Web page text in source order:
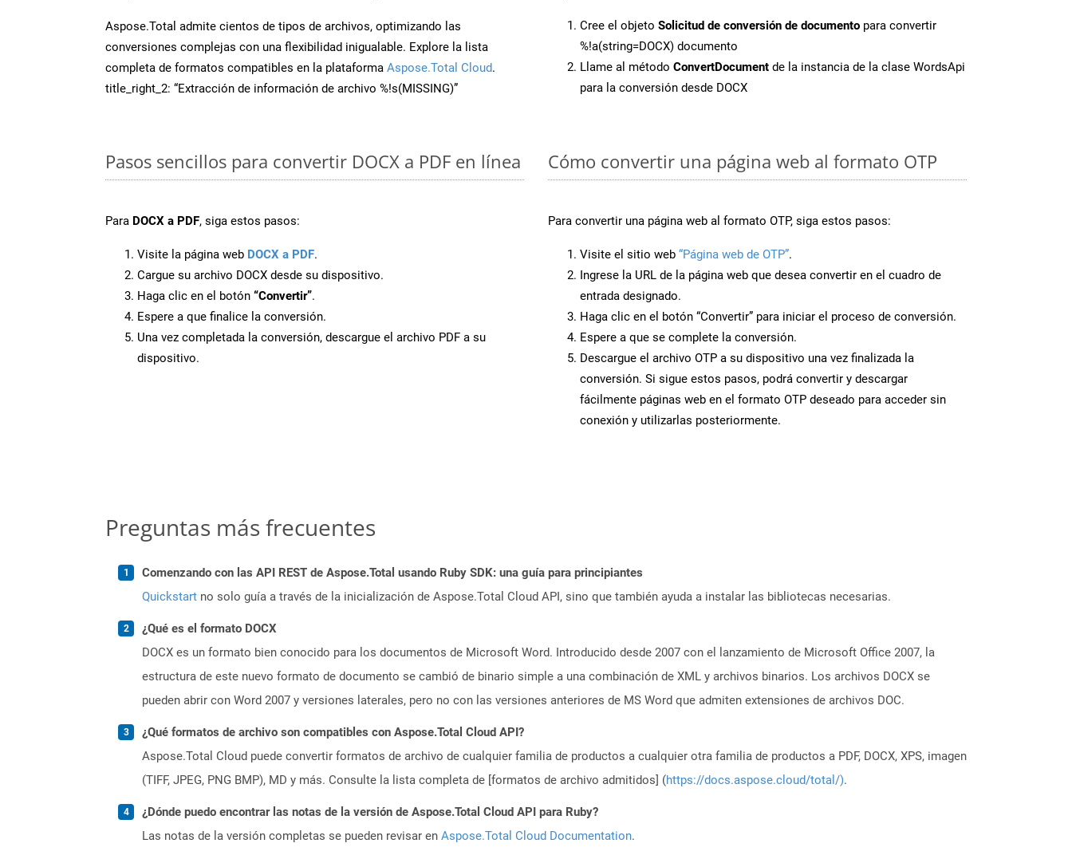
Aspose.Total admite cientos de tipos de archivos, optimizando las
conversiones complejas con una flexibilidad inigualable. Explore la lista
completa de formatos compatibles en la plataforma Aspose.Total Cloud.
title_right_2: “Extracción de información de archivo %!s(MISSING)”
Cree el objeto Solicitud de conversión de documento para convertir
%!a(string=DOCX) documento
Llame al método ConvertDocument de la instancia de la clase WordsApi
para la conversión desde DOCX
Pasos sencillos para convertir DOCX a PDF en línea
Para DOCX a PDF, siga estos pasos:
Visite la página web DOCX a PDF.
Cargue su archivo DOCX desde su dispositivo.
Haga clic en el botón “Convertir”.
Espere a que finalice la conversión.
Una vez completada la conversión, descargue el archivo PDF a su
dispositivo.
Cómo convertir una página web al formato OTP
Para convertir una página web al formato OTP, siga estos pasos:
Visite el sitio web “Página web de OTP”.
Ingrese la URL de la página web que desea convertir en el cuadro de
entrada designado.
Haga clic en el botón “Convertir” para iniciar el proceso de conversión.
Espere a que se complete la conversión.
Descargue el archivo OTP a su dispositivo una vez finalizada la
conversión. Si sigue estos pasos, podrá convertir y descargar
fácilmente páginas web en el formato OTP deseado para acceder sin
conexión y utilizarlas posteriormente.
Preguntas más frecuentes
Comenzando con las API REST de Aspose.Total usando Ruby SDK: una guía para principiantes
Quickstart no solo guía a través de la inicialización de Aspose.Total Cloud API, sino que también ayuda a instalar las bibliotecas necesarias.
¿Qué es el formato DOCX
DOCX es un formato bien conocido para los documentos de Microsoft Word. Introducido desde 2007 con el lanzamiento de Microsoft Office 2007, la
estructura de este nuevo formato de documento se cambió de binario simple a una combinación de XML y archivos binarios. Los archivos DOCX se
pueden abrir con Word 2007 y versiones laterales, pero no con las versiones anteriores de MS Word que admiten extensiones de archivos DOC.
¿Qué formatos de archivo son compatibles con Aspose.Total Cloud API?
Aspose.Total Cloud puede convertir formatos de archivo de cualquier familia de productos a cualquier otra familia de productos a PDF, DOCX, XPS, imagen
(TIFF, JPEG, PNG BMP), MD y más. Consulte la lista completa de [formatos de archivo admitidos] (https://docs.aspose.cloud/total/).
¿Dónde puedo encontrar las notas de la versión de Aspose.Total Cloud API para Ruby?
Las notas de la versión completas se pueden revisar en Aspose.Total Cloud Documentation.